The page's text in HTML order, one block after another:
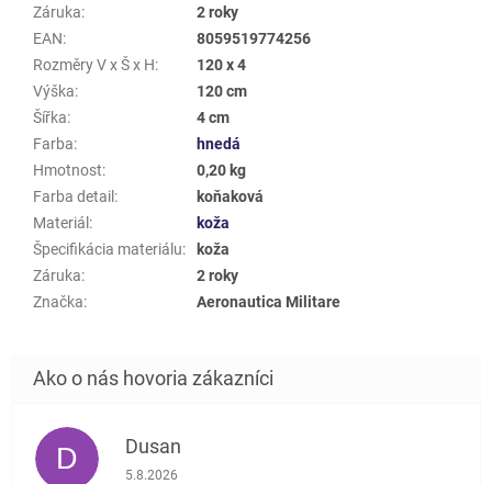
Záruka:
2 roky
EAN:
8059519774256
Rozměry V x Š x H:
120 x 4
Výška:
120 cm
Šířka:
4 cm
Farba:
hnedá
Hmotnost:
0,20 kg
Farba detail :
koňaková
Materiál :
koža
Špecifikácia materiálu:
koža
Záruka:
2 roky
Značka: Aeronautica Militare
D Dusan
Hodnotenie obchodu je 5 z 5 hviezdičiek.
5.8.2026